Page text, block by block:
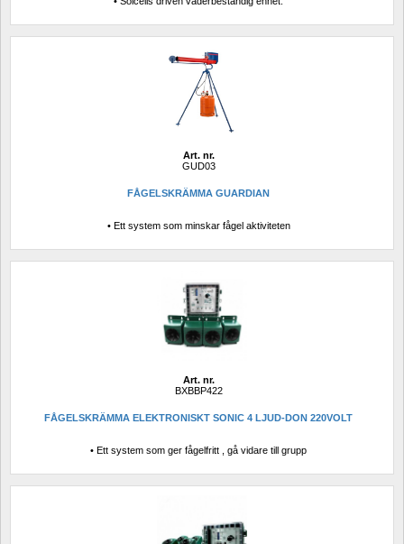
Art. nr.
GUD03
FÅGELSKRÄMMA GUARDIAN
• Ett system som minskar fågel aktiviteten
Art. nr.
BXBBP422
FÅGELSKRÄMMA ELEKTRONISKT SONIC 4 LJUD-DON 220VOLT
• Ett system som ger fågelfritt , gå vidare till grupp